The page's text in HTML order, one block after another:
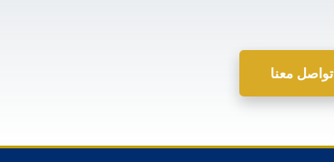
تواصل معنا